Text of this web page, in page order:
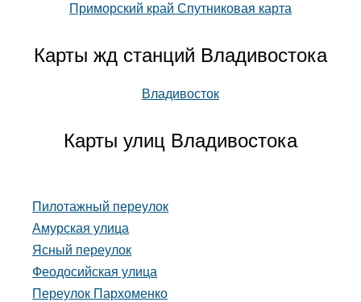
Приморский край Спутниковая карта
Карты жд станций Владивостока
Владивосток
Карты улиц Владивостока
Пилотажный переулок
Амурская улица
Ясный переулок
Феодосийская улица
Переулок Пархоменко